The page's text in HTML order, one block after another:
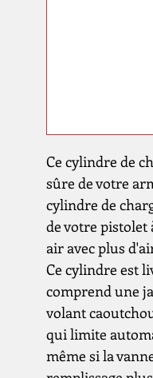
Ce cylindre de
sûre de votre
cylindre de
de votre
air avec plus
Ce cylindre est
comprend une
volant
qui limite
même si la